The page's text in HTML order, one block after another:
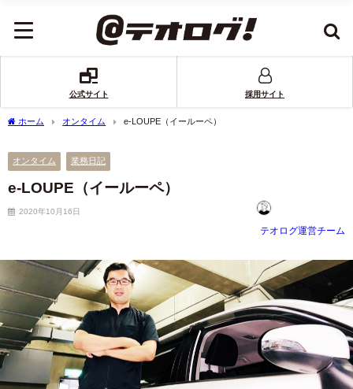
公式サイト 採用サイト
ホーム オンタイム e-LOUPE（イールーペ）
オンタイム 業務日記
e-LOUPE（イールーペ）
2020年10月16日
テオログ運営チーム